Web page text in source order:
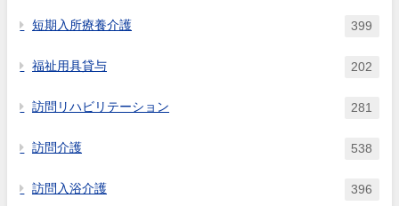
短期入所療養介護 399
福祉用具貸与 202
訪問リハビリテーション 281
訪問介護 538
訪問入浴介護 396